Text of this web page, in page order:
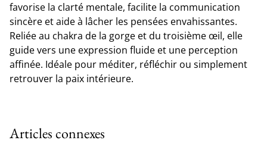
favorise la clarté mentale, facilite la communication
sincère et aide à lâcher les pensées envahissantes.
Reliée au chakra de la gorge et du troisième œil, elle
guide vers une expression fluide et une perception
affinée. Idéale pour méditer, réfléchir ou simplement
retrouver la paix intérieure.
Articles connexes